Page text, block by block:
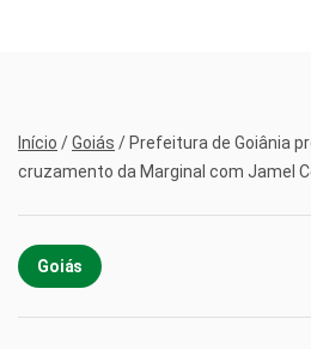
Início /Goiás / Prefeitura de Goiânia
cruzamento da Marginal com Jamel
Goiás